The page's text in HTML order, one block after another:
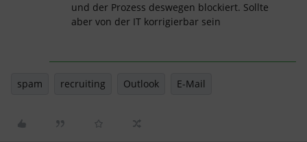
und der Prozess deswegen blockiert. Sollte
aber von der IT korrigierbar sein
spam recruiting Outlook E-Mail